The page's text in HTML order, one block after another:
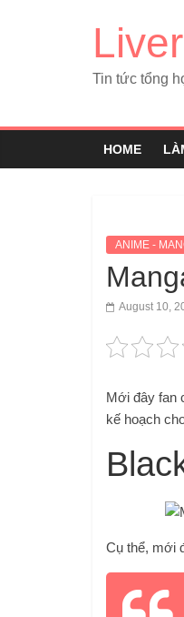
Tin tức tổng
HOME
ANIME -
August 10,
Mới đây fan
kế hoạch
Cụ thể, mới